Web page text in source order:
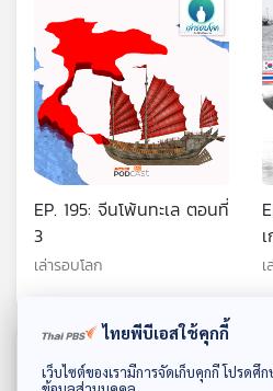
ดาวน์โหลด Thai PBS Podcast Application
EP. 195: จีนโพ้นทะเล ตอนที่
3
เล่ารอบโลก
ตอนที่เกี่ยวข้อง
ไทยพีบีเอสใช้คุกกี้
เว็บไซต์ของเรามีการจัดเก็บคุกกี้ โปรด